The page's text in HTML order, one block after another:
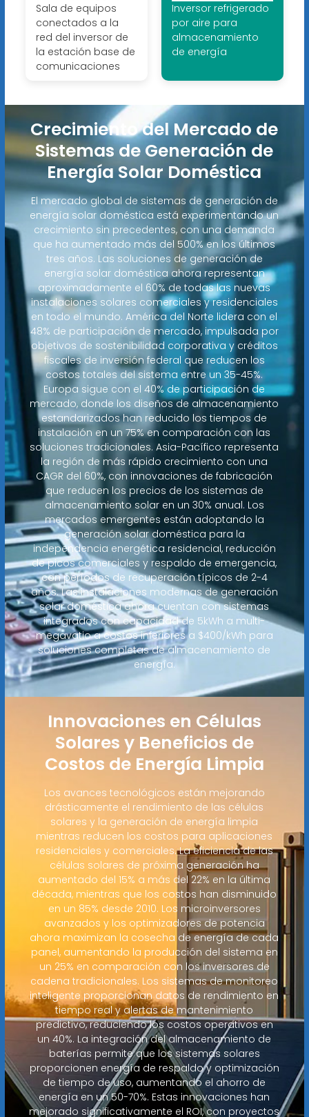
Sala de equipos
conectados a la
red del inversor de
la estación base de
comunicaciones
Inversor refrigerado
por aire para
almacenamiento
de energía
Crecimiento del Mercado de
Sistemas de Generación de
Energía Solar Doméstica
El mercado global de sistemas de generación de
energía solar doméstica está experimentando un
crecimiento sin precedentes, con una demanda
que ha aumentado más del 500% en los últimos
tres años. Las soluciones de generación de
energía solar doméstica ahora representan
aproximadamente el 60% de todas las nuevas
instalaciones solares comerciales y residenciales
en todo el mundo. América del Norte lidera con el
48% de participación de mercado, impulsada por
objetivos de sostenibilidad corporativa y créditos
fiscales de inversión federal que reducen los
costos totales del sistema entre un 35-45%.
Europa sigue con el 40% de participación de
mercado, donde los diseños de almacenamiento
estandarizados han reducido los tiempos de
instalación en un 75% en comparación con las
soluciones tradicionales. Asia-Pacífico representa
la región de más rápido crecimiento con una
CAGR del 60%, con innovaciones de fabricación
que reducen los precios de los sistemas de
almacenamiento solar en un 30% anual. Los
mercados emergentes están adoptando la
generación solar doméstica para la
independencia energética residencial, reducción
de picos comerciales y respaldo de emergencia,
con períodos de recuperación típicos de 2-4
años. Las instalaciones modernas de generación
solar doméstica ahora cuentan con sistemas
integrados con capacidad de 5kWh a multi-
megavatio a costos inferiores a $400/kWh para
soluciones completas de almacenamiento de
energía.
Innovaciones en Células
Solares y Beneficios de
Costos de Energía Limpia
Los avances tecnológicos están mejorando
drásticamente el rendimiento de las células
solares y la generación de energía limpia
mientras reducen los costos para aplicaciones
residenciales y comerciales. La eficiencia de las
células solares de próxima generación ha
aumentado del 15% a más del 22% en la última
década, mientras que los costos han disminuido
en un 85% desde 2010. Los microinversores
avanzados y los optimizadores de potencia
ahora maximizan la cosecha de energía de cada
panel, aumentando la producción del sistema en
un 25% en comparación con los inversores de
cadena tradicionales. Los sistemas de monitoreo
inteligente proporcionan datos de rendimiento en
tiempo real y alertas de mantenimiento
predictivo, reduciendo los costos operativos en
un 40%. La integración del almacenamiento de
baterías permite que los sistemas solares
proporcionen energía de respaldo y optimización
de tiempo de uso, aumentando el ahorro de
energía en un 50-70%. Estas innovaciones han
mejorado significativamente el ROI, con proyectos